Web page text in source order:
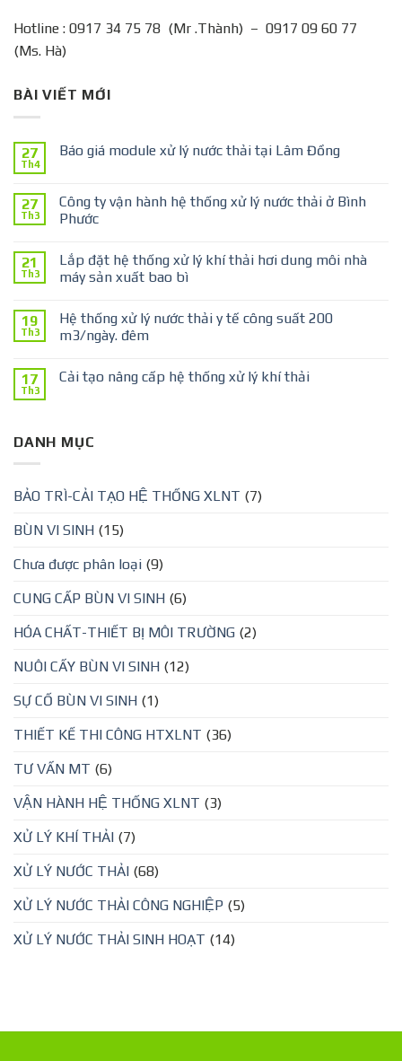
Hotline : 0917 34 75 78 (Mr .Thành) – 0917 09 60 77
(Ms. Hà)
BÀI VIẾT MỚI
27
Th4
Báo giá module xử lý nước thải tại Lâm Đồng
27
Th3
Công ty vận hành hệ thống xử lý nước thải ở Bình
Phước
21
Th3
Lắp đặt hệ thống xử lý khí thải hơi dung môi nhà
máy sản xuất bao bì
19
Th3
Hệ thống xử lý nước thải y tế công suất 200
m3/ngày. đêm
17
Th3
Cải tạo nâng cấp hệ thống xử lý khí thải
DANH MỤC
BẢO TRÌ-CẢI TẠO HỆ THỐNG XLNT (7)
BÙN VI SINH (15)
Chưa được phân loại (9)
CUNG CẤP BÙN VI SINH (6)
HÓA CHẤT-THIẾT BỊ MÔI TRƯỜNG (2)
NUÔI CẤY BÙN VI SINH (12)
SỰ CỐ BÙN VI SINH (1)
THIẾT KẾ THI CÔNG HTXLNT (36)
TƯ VẤN MT (6)
VẬN HÀNH HỆ THỐNG XLNT (3)
XỬ LÝ KHÍ THẢI (7)
XỬ LÝ NƯỚC THẢI (68)
XỬ LÝ NƯỚC THẢI CÔNG NGHIỆP (5)
XỬ LÝ NƯỚC THẢI SINH HOẠT (14)